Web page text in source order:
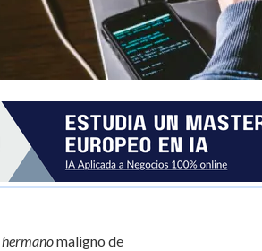
hermanomaligno de